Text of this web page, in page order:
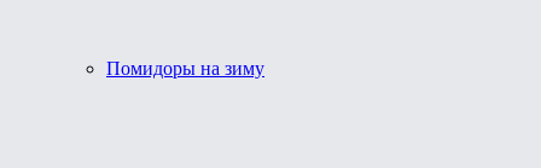
Помидоры на зиму